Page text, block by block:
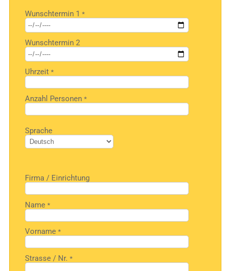
lasse
dieses
leer.
Wunschtermin 1*
Wunschtermin 2
Uhrzeit*
Anzahl Personen*
Bitte
lasse
dieses
Feld
Sprache
Firma / Einrichtung
Name*
Vorname*
Strasse / Nr.*